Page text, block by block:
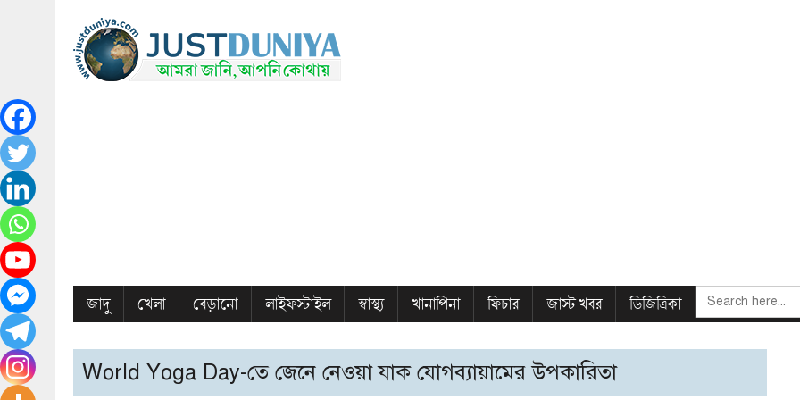
জাদু খেলা বেড়ানো লাইফস্টাইল স্বাস্থ্য খানাপিনা ফিচার জাস্ট খবর ডিজিত্রিকা
SEARCH
FOR:
World Yoga Day-তে জেনে নেওয়া যাক যোগব্যায়ামের উপকারিতা